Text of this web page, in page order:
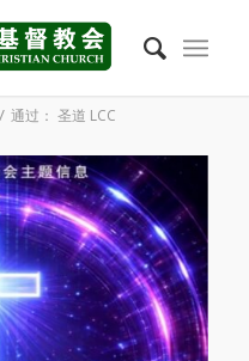
同工退修会
/ 通过： 圣道 LCC